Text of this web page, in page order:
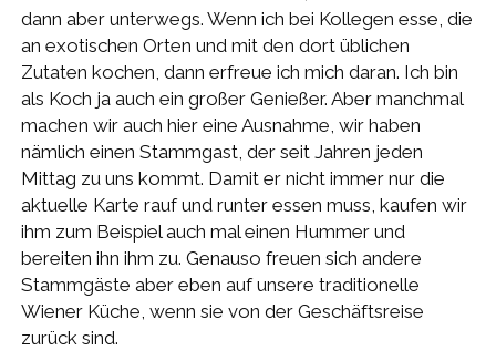
dann aber unterwegs. Wenn ich bei Kollegen esse, die
an exotischen Orten und mit den dort üblichen
Zutaten kochen, dann erfreue ich mich daran. Ich bin
als Koch ja auch ein großer Genießer. Aber manchmal
machen wir auch hier eine Ausnahme, wir haben
nämlich einen Stammgast, der seit Jahren jeden
Mittag zu uns kommt. Damit er nicht immer nur die
aktuelle Karte rauf und runter essen muss, kaufen wir
ihm zum Beispiel auch mal einen Hummer und
bereiten ihn ihm zu. Genauso freuen sich andere
Stammgäste aber eben auf unsere traditionelle
Wiener Küche, wenn sie von der Geschäftsreise
zurück sind.